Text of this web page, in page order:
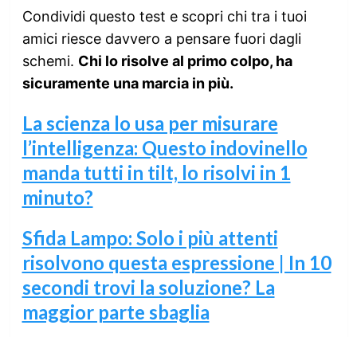
Condividi questo test e scopri chi tra i tuoi
amici riesce davvero a pensare fuori dagli
schemi. Chi lo risolve al primo colpo, ha
sicuramente una marcia in più.
La scienza lo usa per misurare
l’intelligenza: Questo indovinello
manda tutti in tilt, lo risolvi in 1
minuto?
Sfida Lampo: Solo i più attenti
risolvono questa espressione | In 10
secondi trovi la soluzione? La
maggior parte sbaglia